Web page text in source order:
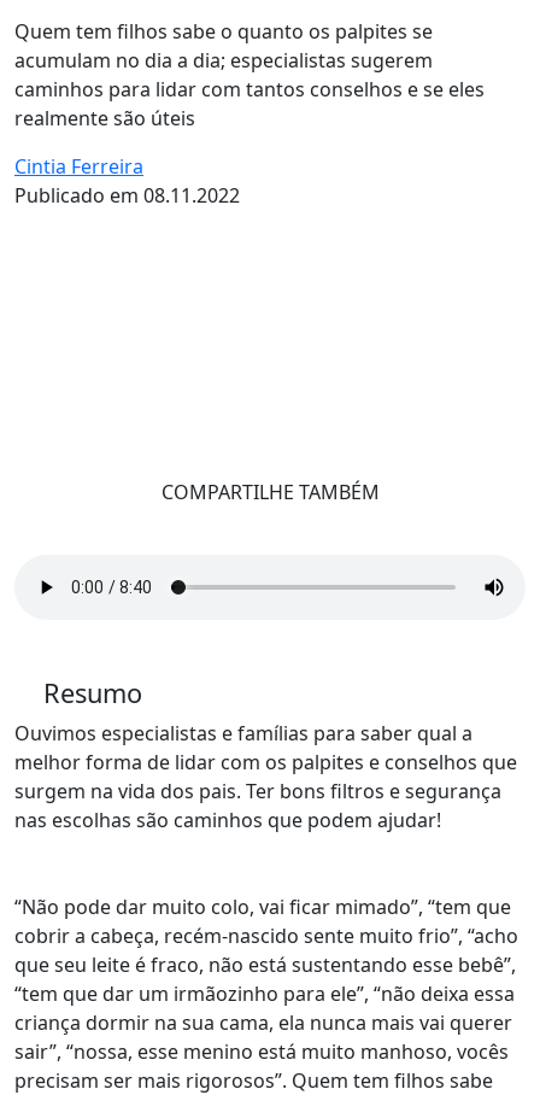
Quem tem filhos sabe o quanto os palpites se
acumulam no dia a dia; especialistas sugerem
caminhos para lidar com tantos conselhos e se eles
realmente são úteis
Cintia Ferreira
Publicado em 08.11.2022
COMPARTILHE TAMBÉM
Resumo
Ouvimos especialistas e famílias para saber qual a
melhor forma de lidar com os palpites e conselhos que
surgem na vida dos pais. Ter bons filtros e segurança
nas escolhas são caminhos que podem ajudar!
“Não pode dar muito colo, vai ficar mimado”, “tem que
cobrir a cabeça, recém-nascido sente muito frio”, “acho
que seu leite é fraco, não está sustentando esse bebê”,
“tem que dar um irmãozinho para ele”, “não deixa essa
criança dormir na sua cama, ela nunca mais vai querer
sair”, “nossa, esse menino está muito manhoso, vocês
precisam ser mais rigorosos”. Quem tem filhos sabe